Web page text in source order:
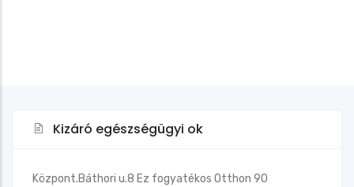
Kizáró egészségügyi ok
Központ.Báthori u.8 Ez fogyatékos Otthon 90